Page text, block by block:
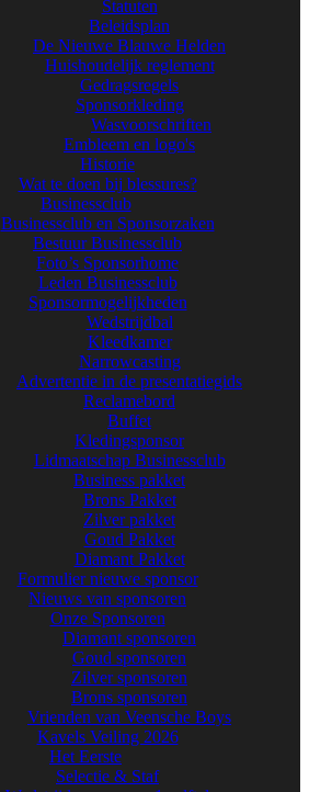
Statuten
Beleidsplan
De Nieuwe Blauwe Helden
Huishoudelijk reglement
Gedragsregels
Sponsorkleding
Wasvoorschriften
Embleem en logo's
Historie
Wat te doen bij blessures?
Businessclub
Businessclub en Sponsorzaken
Bestuur Businessclub
Foto’s Sponsorhome
Leden Businessclub
Sponsormogelijkheden
Wedstrijdbal
Kleedkamer
Narrowcasting
Advertentie in de presentatiegids
Reclamebord
Buffet
Kledingsponsor
Lidmaatschap Businessclub
Business pakket
Brons Pakket
Zilver pakket
Goud Pakket
Diamant Pakket
Formulier nieuwe sponsor
Nieuws van sponsoren
Onze Sponsoren
Diamant sponsoren
Goud sponsoren
Zilver sponsoren
Brons sponsoren
Vrienden van Veensche Boys
Kavels Veiling 2026
Het Eerste
Selectie & Staf